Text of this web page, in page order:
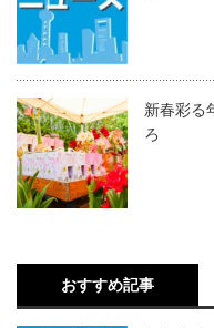
新春彩る
ろ
おすすめ記事